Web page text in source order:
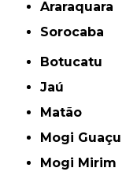
Araraquara
Sorocaba
Botucatu
Jaú
Matão
Mogi Guaçu
Mogi Mirim